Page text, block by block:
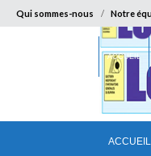
Qui sommes-nous Notre
ACCUEIL
ACCUEIL